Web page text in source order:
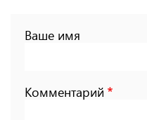
Ваше имя
Комментарий